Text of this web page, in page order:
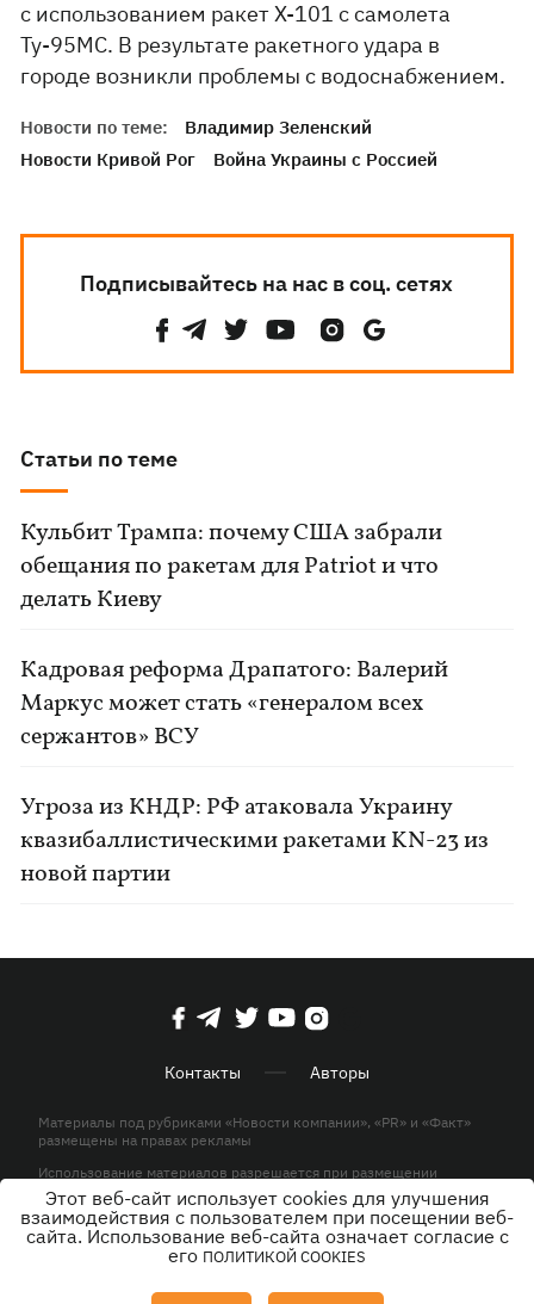
с использованием ракет Х-101 с самолета
Ту-95МС. В результате ракетного удара в
городе возникли проблемы с водоснабжением.
Новости по теме:
Владимир Зеленский
Новости Кривой Рог
Война Украины с Россией
Подписывайтесь на нас в соц. сетях
Статьи по теме
Кульбит Трампа: почему США забрали
обещания по ракетам для Patriot и что
делать Киеву
Кадровая реформа Драпатого: Валерий
Маркус может стать «генералом всех
сержантов» ВСУ
Угроза из КНДР: РФ атаковала Украину
квазибаллистическими ракетами KN-23 из
новой партии
Контакты Авторы
Материалы под рубриками «Новости компании», «PR» и «Факт»
размещены на правах рекламы
Использование материалов разрешается при размещении
активной гиперссылки на KP.UA в первом абзаце.
© ООО «ЮЛАВ МЕДИА»,2026. Все права защищены.
Этот веб-сайт использует cookies для улучшения
взаимодействия с пользователем при посещении веб-
сайта. Использование веб-сайта означает согласие с
его ПОЛИТИКОЙ COOKIES